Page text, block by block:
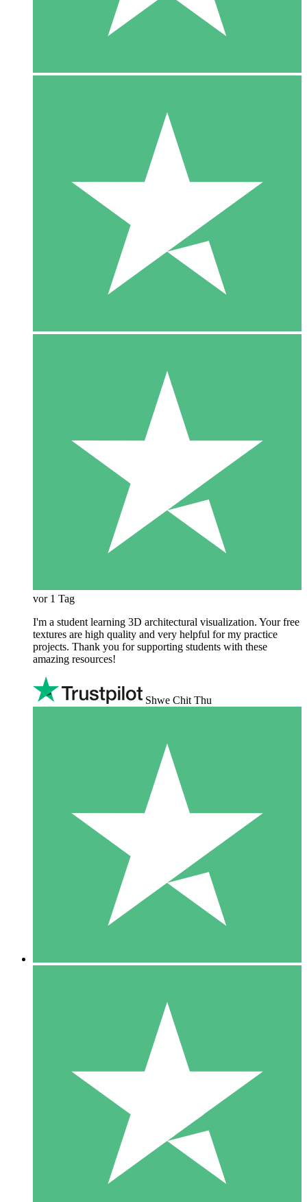
vor 1 Tag
I'm a student learning 3D architectural visualization. Your free
textures are high quality and very helpful for my practice
projects. Thank you for supporting students with these
amazing resources!
Shwe Chit Thu